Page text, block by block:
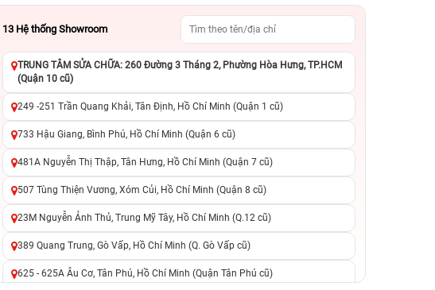
iPhone 8 64GB Cũ chính hãng
2.990.000đ 5.990.000đ
chuyển đổi, 0 gọi người thân
chính hãng
17.490.000đ
23.990.000đ
chuyển đổi, 0 gọi người thân
13 Hệ thống Showroom
TRUNG TÂM SỬA CHỮA: 260 Đường 3 Tháng 2, Phường Hòa Hưng, TP.HCM
(Quận 10 cũ)
249 -251 Trần Quang Khải, Tân Định, Hồ Chí Minh (Quận 1 cũ)
733 Hậu Giang, Bình Phú, Hồ Chí Minh (Quận 6 cũ)
481A Nguyễn Thị Thập, Tân Hưng, Hồ Chí Minh (Quận 7 cũ)
507 Tùng Thiện Vương, Xóm Củi, Hồ Chí Minh (Quận 8 cũ)
23M Nguyễn Ảnh Thủ, Trung Mỹ Tây, Hồ Chí Minh (Q.12 cũ)
389 Quang Trung, Gò Vấp, Hồ Chí Minh (Q. Gò Vấp cũ)
625 - 625A Âu Cơ, Tân Phú, Hồ Chí Minh (Quận Tân Phú cũ)